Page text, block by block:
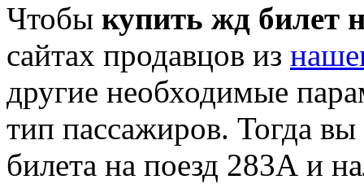
Чтобы купить жд билет
сайтах продавцов из
другие необходимые
тип пассажиров. Тогда
билета на поезд 283А и